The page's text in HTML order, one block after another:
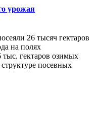
урожая
26 тысяч гектаров
на полях
тыс. гектаров озимых
посевных